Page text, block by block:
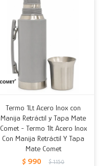
Termo 1Lt Acero Inox con
Manija Retráctil y Tapa Mate
Comet - Termo 1lt Acero Inox
Con Manija Retráctil Y Tapa
Mate Comet
$ 990 $ 1.150